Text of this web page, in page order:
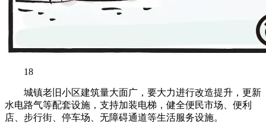
18
城镇老旧小区建筑量大面广，要大力进行改造提升，更新
水电路气等配套设施，支持加装电梯，健全便民市场、便利
店、步行街、停车场、无障碍通道等生活服务设施。